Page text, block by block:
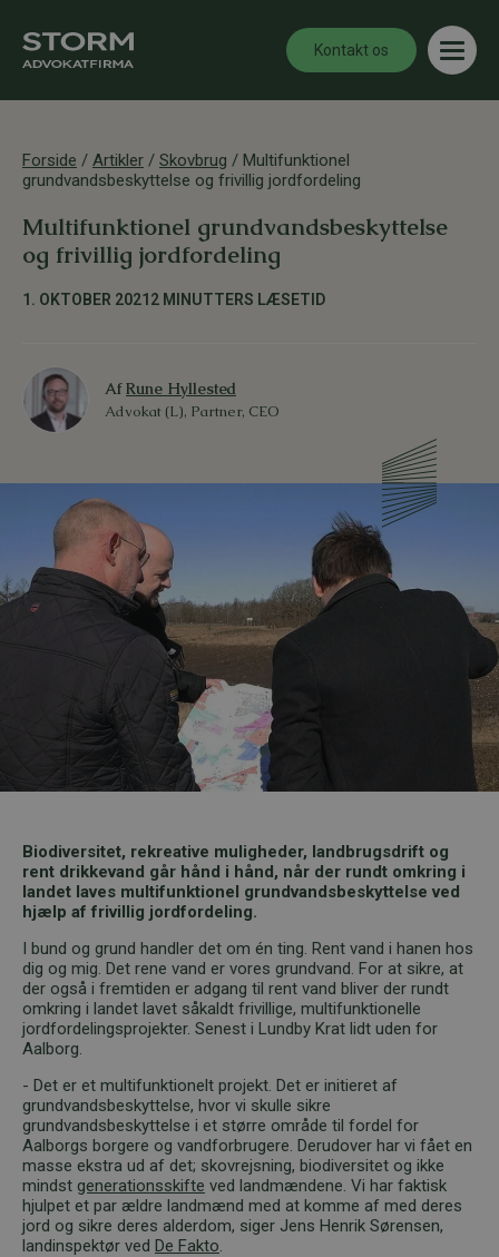
Kontakt os
Forside / Artikler / Skovbrug / Multifunktionel
grundvandsbeskyttelse og frivillig jordfordeling
Multifunktionel grundvandsbeskyttelse
og frivillig jordfordeling
1. OKTOBER 2021 2 MINUTTERS LÆSETID
AfRune Hyllested
Advokat (L), Partner, CEO
Biodiversitet, rekreative muligheder, landbrugsdrift og
rent drikkevand går hånd i hånd, når der rundt omkring i
landet laves multifunktionel grundvandsbeskyttelse ved
hjælp af frivillig jordfordeling.
I bund og grund handler det om én ting. Rent vand i hanen hos
dig og mig. Det rene vand er vores grundvand. For at sikre, at
der også i fremtiden er adgang til rent vand bliver der rundt
omkring i landet lavet såkaldt frivillige, multifunktionelle
jordfordelingsprojekter. Senest i Lundby Krat lidt uden for
Aalborg.
- Det er et multifunktionelt projekt. Det er initieret af
grundvandsbeskyttelse, hvor vi skulle sikre
grundvandsbeskyttelse i et større område til fordel for
Aalborgs borgere og vandforbrugere. Derudover har vi fået en
masse ekstra ud af det; skovrejsning, biodiversitet og ikke
mindst generationsskifte ved landmændene. Vi har faktisk
hjulpet et par ældre landmænd med at komme af med deres
jord og sikre deres alderdom, siger Jens Henrik Sørensen,
landinspektør ved De Fakto.